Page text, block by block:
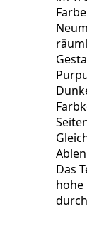
Das
hohe